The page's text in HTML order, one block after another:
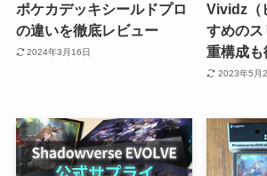
ポケカデッキシールドプロ
の違いを徹底レビュー
2024年3月16日
Vividz（
すめの
重構成
2023年5月